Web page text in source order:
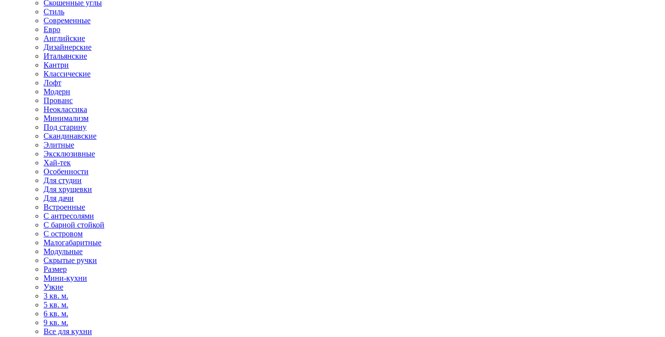
Скошенные углы
Стиль
Современные
Евро
Английские
Дизайнерские
Итальянские
Кантри
Классические
Лофт
Модерн
Прованс
Неоклассика
Минимализм
Под старину
Скандинавские
Элитные
Эксклюзивные
Хай-тек
Особенности
Для студии
Для хрущевки
Для дачи
Встроенные
С антресолями
С барной стойкой
С островом
Малогабаритные
Модульные
Скрытые ручки
Размер
Мини-кухни
Узкие
3 кв. м.
5 кв. м.
6 кв. м.
9 кв. м.
Все для кухни